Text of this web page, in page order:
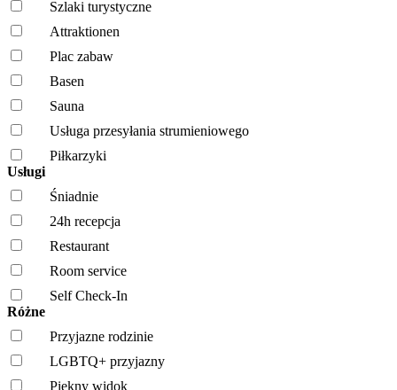
Szlaki turystyczne
Attraktionen
Plac zabaw
Basen
Sauna
Usługa przesyłania strumieniowego
Piłkarzyki
Usługi
Śniadnie
24h recepcja
Restaurant
Room service
Self Check-In
Różne
Przyjazne rodzinie
LGBTQ+ przyjazny
Piękny widok